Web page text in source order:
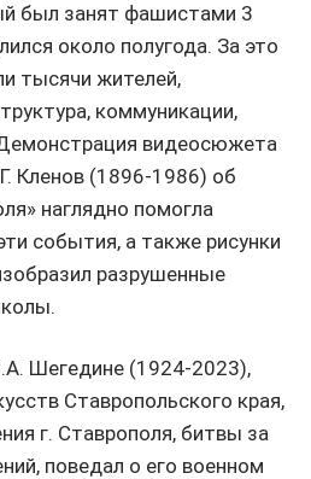
был занят фашистами 3
около полугода. За это
тысячи жителей,
коммуникации,
видеосюжета
Кленов (1896-1986) об
наглядно помогла
события, а также рисунки
разрушенные
Шегедине (1924-2023),
Ставропольского края,
г. Ставрополя, битвы за
поведал о его военном